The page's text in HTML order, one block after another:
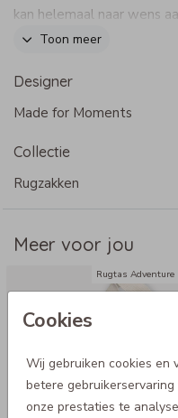
Cookies
Wij gebruiken cookies en
betere
onze prestaties te
kan helemaal naar wens
online opmaaktool.
Specificaties rugzak Classic:
- Merk: Bulbby
- Afmetingen groot: 35 x
- Zachtgrijze verstelbare
- Waterafstotend
- Niet geschikt voor de
Toon meer
Designer
Made for Moments
Collectie
Rugzakken
Meer voor jou
Rugtas Adventure